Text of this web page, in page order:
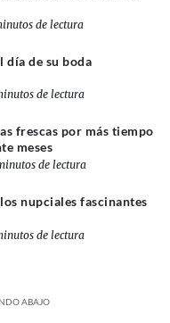
de lectura
día de su boda
de lectura
frescas por más tiempo
meses
de lectura
nupciales fascinantes
de lectura
ABAJO